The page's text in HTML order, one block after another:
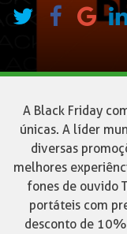
A Black Friday
únicas. A líder
diversas
melhores
fones de ouvido
portáteis com
desconto de